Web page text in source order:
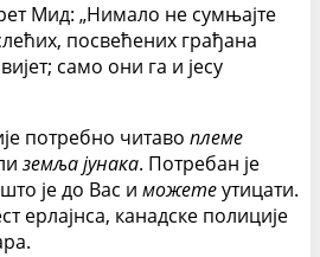
Мид: „Нимало не сумњајте
посвећених грађана
само они га и јесу
потребно читаво племе
земљајунака. Потребан је
је до Вас и можетеутицати.
ерлајнса, канадске полиције